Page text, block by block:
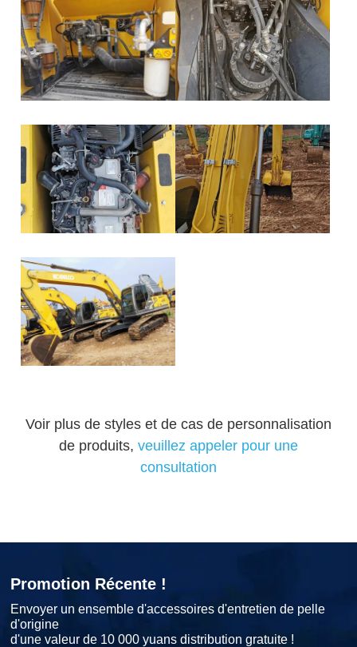
Voir plus de styles et de cas de personnalisation
de produits, veuillez appeler pour une
consultation
Promotion Récente !
Envoyer un ensemble d'accessoires d'entretien de pelle
d'origine
d'une valeur de 10 000 yuans distribution gratuite !